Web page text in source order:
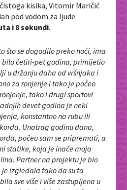
kisika, Vitomir Maričić
pod vodom za ljude
i 8 sekundi.
što se dogodilo preko noći, ima
bilo četiri-pet godina, primijetio
u držanju daha od vršnjaka i
za ronjenje i tako je počeo
tako i drugi sportovi
devet godina je neki
konstantno na rubu ili
Unatrag godinu dana,
počeo sam se pripremati, a
statike, koja je inače moja
Partner na projektu je bio
izgledala tako da su ta
sve više i više zastupljena u